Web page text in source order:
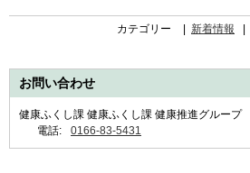
カテゴリー 新着情報
お問い合わせ
健康ふくし課 健康ふくし課 健康推進グループ
電話:
0166-83-5431